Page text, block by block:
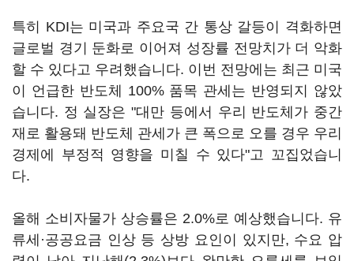
특히 KDI는 미국과 주요국 간 통상 갈등이 격화하면
글로벌 경기 둔화로 이어져 성장률 전망치가 더 악화
할 수 있다고 우려했습니다. 이번 전망에는 최근 미국
이 언급한 반도체 100% 품목 관세는 반영되지 않았
습니다. 정 실장은 "대만 등에서 우리 반도체가 중간
재로 활용돼 반도체 관세가 큰 폭으로 오를 경우 우리
경제에 부정적 영향을 미칠 수 있다"고 꼬집었습니
다.
올해 소비자물가 상승률은 2.0%로 예상했습니다. 유
류세·공공요금 인상 등 상방 요인이 있지만, 수요 압